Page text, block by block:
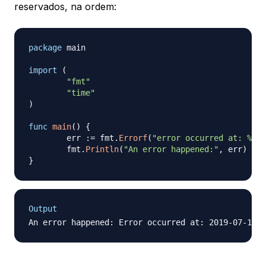
reservados, na ordem:
package main
import
(
"fmt"
"time"
)
func main( )
{
	err
:= fmt . Errorf( "error occurred at: %v"
	fmt
. Println( "An error happened:" , err)
}
Output